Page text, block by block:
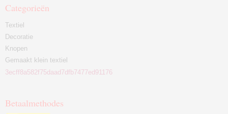
Categorieën
Textiel
Decoratie
Knopen
Gemaakt klein textiel
3ecff8a582f75daad7dfb7477ed91176
Betaalmethodes